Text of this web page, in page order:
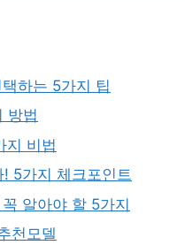
하는 5가지 팁
방법
지 비법
5가지 체크포인트
알아야 할 5가지
천모델